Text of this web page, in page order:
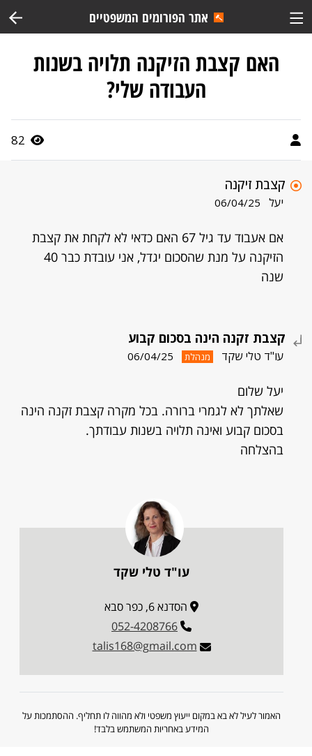
אתר הפורומים המשפטיים
האם קצבת הזיקנה תלויה בשנות
העבודה שלי?
82
קצבת זיקנה
יעל 06/04/25
אם אעבוד עד גיל 67 האם כדאי לא לקחת את קצבת
הזיקנה על מנת שהסכום יגדל, אני עובדת כבר 40
שנה
קצבת זקנה הינה בסכום קבוע
עו"ד טלי שקד מנהלת 06/04/25
יעל שלום
שאלתך לא לגמרי ברורה. בכל מקרה קצבת זקנה הינה
בסכום קבוע ואינה תלויה בשנות עבודתך.
בהצלחה
עו"ד טלי שקד
הסדנא 6, כפר סבא
052-4208766
talis168@gmail.com
האמור לעיל לא בא במקום ייעוץ משפטי ולא מהווה לו תחליף. ההסתמכות על
המידע באחריות המשתמש בלבד!